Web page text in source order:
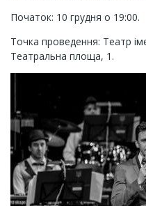
Початок: 10 грудня о 19:00.
Точка проведення: Театр
Театральна площа, 1.